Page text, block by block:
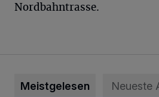
Nordbahntrasse.
Meistgelesen Neueste